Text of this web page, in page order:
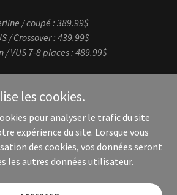
/ coupé : 389.99$
/ Crossover : 439.99$
/ VUS 7-8 places : 489.99$
Lustre Expert - Tous droits réservés.
Optimisé par
AVIS LÉGAL
les cookies.
pour analyser le trafic du site
expérience du site. Lorsque vous
des cookies, vos données seront
les autres données utilisateur.